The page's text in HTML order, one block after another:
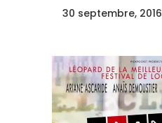
30 septembre, 2016